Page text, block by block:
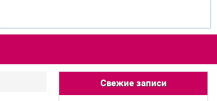
Свежие записи